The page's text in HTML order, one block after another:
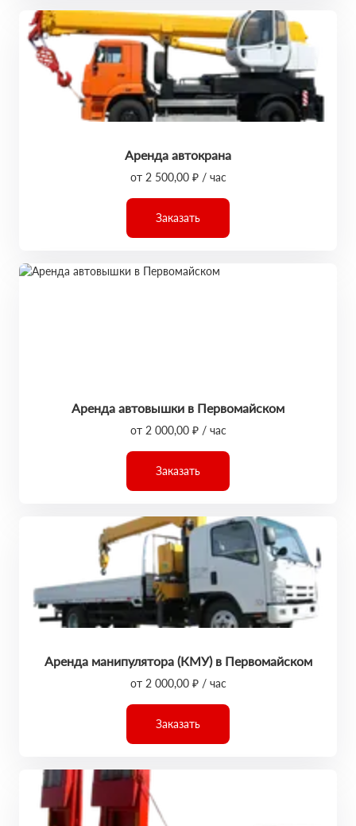
Аренда автокрана
от 2 500,00 ₽ / час
Заказать
Аренда автовышки в Первомайском
от 2 000,00 ₽ / час
Заказать
Аренда манипулятора (КМУ) в Первомайском
от 2 000,00 ₽ / час
Заказать